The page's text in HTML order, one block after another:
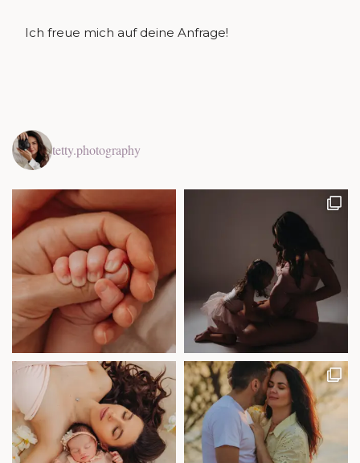
Ich freue mich auf deine Anfrage!
tetty.photography